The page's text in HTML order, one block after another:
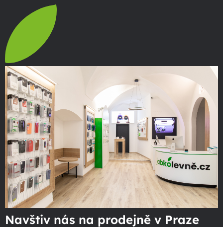
Navštiv nás na prodejně v Praze